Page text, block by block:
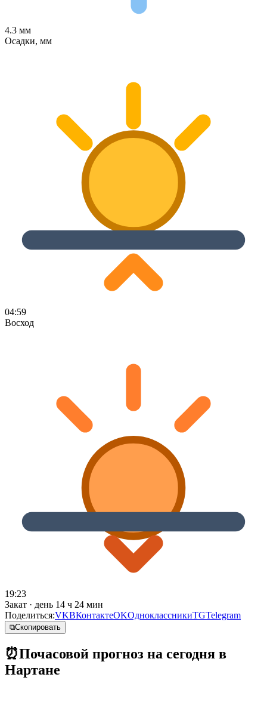
4.3 мм
Осадки, мм
04:59
Восход
19:23
Закат · день 14 ч 24 мин
Поделиться:VKВКонтактеOKОдноклассникиTGTelegram
⧉Скопировать
⏰Почасовой прогноз на сегодня в
Нартане